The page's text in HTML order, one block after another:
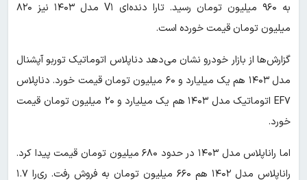
به ۹۶۰ میلیون تومان رسید. تارا دنده‌ای V۱ مدل ۱۴۰۳ نیز ۸۲۰
میلیون تومان قیمت خورده است.
گزارش‌ها از بازار خودرو نشان می‌دهد دناپلاس اتوماتیک توربو آپشنال
مدل ۱۴۰۳ هم یک میلیارد و ۶۰ میلیون تومان قیمت خورد. دناپلاس
EF۷ اتوماتیک مدل ۱۴۰۳ هم یک میلیارد و ۲۰ میلیون تومان قیمت
خورد.
اما راناپلاس مدل ۱۴۰۳ در حدود ۶۸۰ میلیون تومان قیمت پیدا کرد.
راناپلاس مدل ۱۴۰۲ هم ۶۶۰ میلیون تومان به فروش رفت. ری‌را ۱.۷